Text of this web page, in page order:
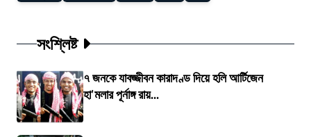
সংশ্লিষ্ট
৭ জনকে যাবজ্জীবন কারাদণ্ড দিয়ে হলি আর্টিজেন
হা'মলার পূর্নাঙ্গ রায়...